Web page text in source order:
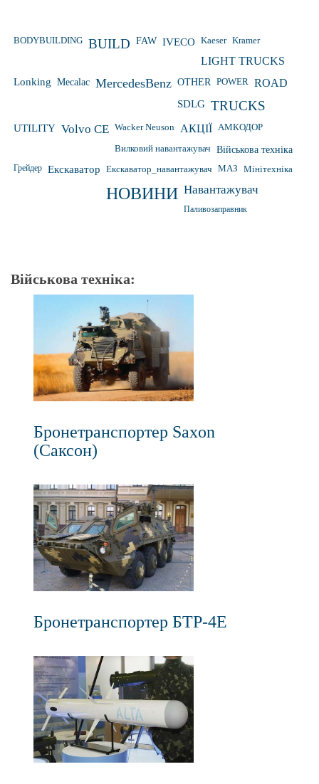
BODYBUILDING BUILD FAW IVECO Kaeser Kramer
LIGHT TRUCKS
Lonking Mecalac MercedesBenz OTHER POWER ROAD
SDLG TRUCKS
UTILITY Volvo CE Wacker Neuson АКЦІЇ АМКОДОР
Вилковий навантажувач Військова техніка
Грейдер Екскаватор Екскаватор_навантажувач МАЗ Мінітехніка
НОВИНИ Навантажувач
Паливозаправник
Військова техніка:
Бронетранспортер Saxon
(Саксон)
Бронетранспортер БТР-4Е